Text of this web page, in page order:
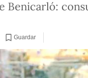
Benicarló:
Guardar